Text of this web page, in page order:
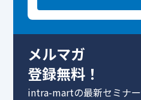
メルマガ
登録無料！
intra-martの最新セミナー